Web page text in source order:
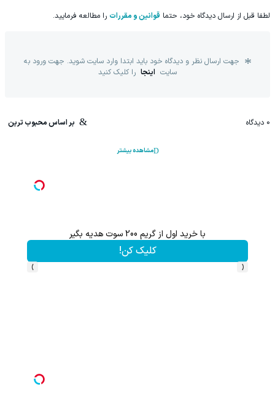
لطفا قبل از ارسال دیدگاه خود، حتما قوانین و مقررات را مطالعه فرمایید.
جهت ارسال نظر و دیدگاه خود باید ابتدا وارد سایت شوید. جهت ورود به
سایت اینجا را کلیک کنید
0 دیدگاه بر اساس محبوب ترین
مشاهده بیشتر
با خرید اول از گریم 200 سوت هدیه بگیر
کلیک کن!
‹
›